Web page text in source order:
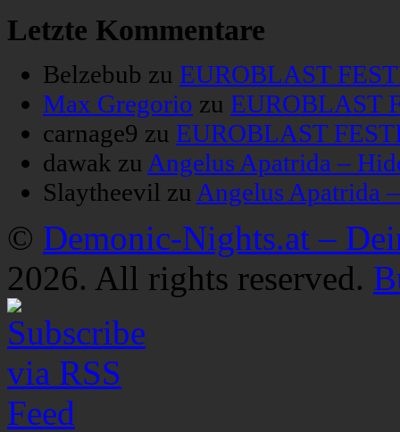
Letzte Kommentare
Belzebub zu EUROBLAST
Max Gregorio zu EUROBLAST
carnage9 zu EUROBLAST
dawak zu Angelus Apatrida –
Slaytheevil zu Angelus Apatrida
© Demonic-Nights.at –
2026. All rights reserved.